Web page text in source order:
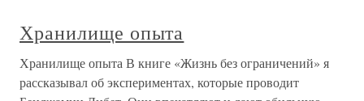
Хранилище опыта
Хранилище опыта В книге «Жизнь без ограничений» я
рассказывал об экспериментах, которые проводит